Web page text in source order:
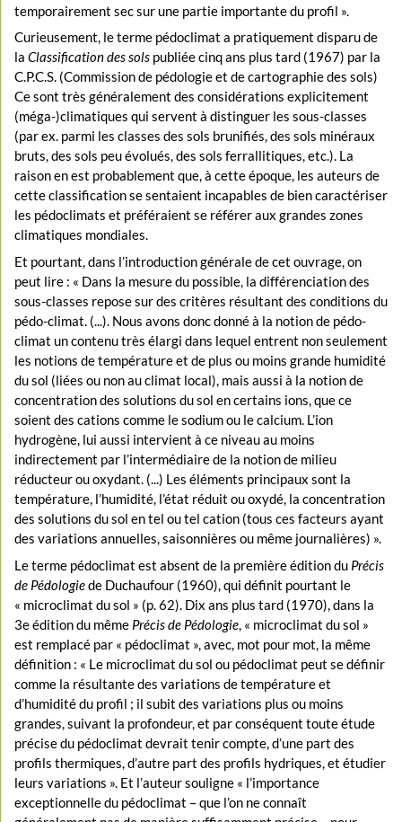
temporairement sec sur une partie importante du profil ».
Curieusement, le terme pédoclimat a pratiquement disparu de
laClassification des sols publiée cinq ans plus tard (1967) par la
C.P.C.S. (Commission de pédologie et de cartographie des sols)
Ce sont très généralement des considérations explicitement
(méga-)climatiques qui servent à distinguer les sous-classes
(par ex. parmi les classes des sols brunifiés, des sols minéraux
bruts, des sols peu évolués, des sols ferrallitiques, etc.). La
raison en est probablement que, à cette époque, les auteurs de
cette classification se sentaient incapables de bien caractériser
les pédoclimats et préféraient se référer aux grandes zones
climatiques mondiales.
Et pourtant, dans l’introduction générale de cet ouvrage, on
peut lire : « Dans la mesure du possible, la différenciation des
sous-classes repose sur des critères résultant des conditions du
pédo-climat. (...). Nous avons donc donné à la notion de pédo-
climat un contenu très élargi dans lequel entrent non seulement
les notions de température et de plus ou moins grande humidité
du sol (liées ou non au climat local), mais aussi à la notion de
concentration des solutions du sol en certains ions, que ce
soient des cations comme le sodium ou le calcium. L’ion
hydrogène, lui aussi intervient à ce niveau au moins
indirectement par l’intermédiaire de la notion de milieu
réducteur ou oxydant. (...) Les éléments principaux sont la
température, l’humidité, l’état réduit ou oxydé, la concentration
des solutions du sol en tel ou tel cation (tous ces facteurs ayant
des variations annuelles, saisonnières ou même journalières) ».
Le terme pédoclimat est absent de la première édition du Précis
de Pédologiede Duchaufour (1960), qui définit pourtant le
« microclimat du sol » (p. 62). Dix ans plus tard (1970), dans la
3e édition du même Précis de Pédologie , « microclimat du sol »
est remplacé par « pédoclimat », avec, mot pour mot, la même
définition : « Le microclimat du sol ou pédoclimat peut se définir
comme la résultante des variations de température et
d’humidité du profil ; il subit des variations plus ou moins
grandes, suivant la profondeur, et par conséquent toute étude
précise du pédoclimat devrait tenir compte, d’une part des
profils thermiques, d’autre part des profils hydriques, et étudier
leurs variations ». Et l’auteur souligne « l’importance
exceptionnelle du pédoclimat – que l’on ne connaît